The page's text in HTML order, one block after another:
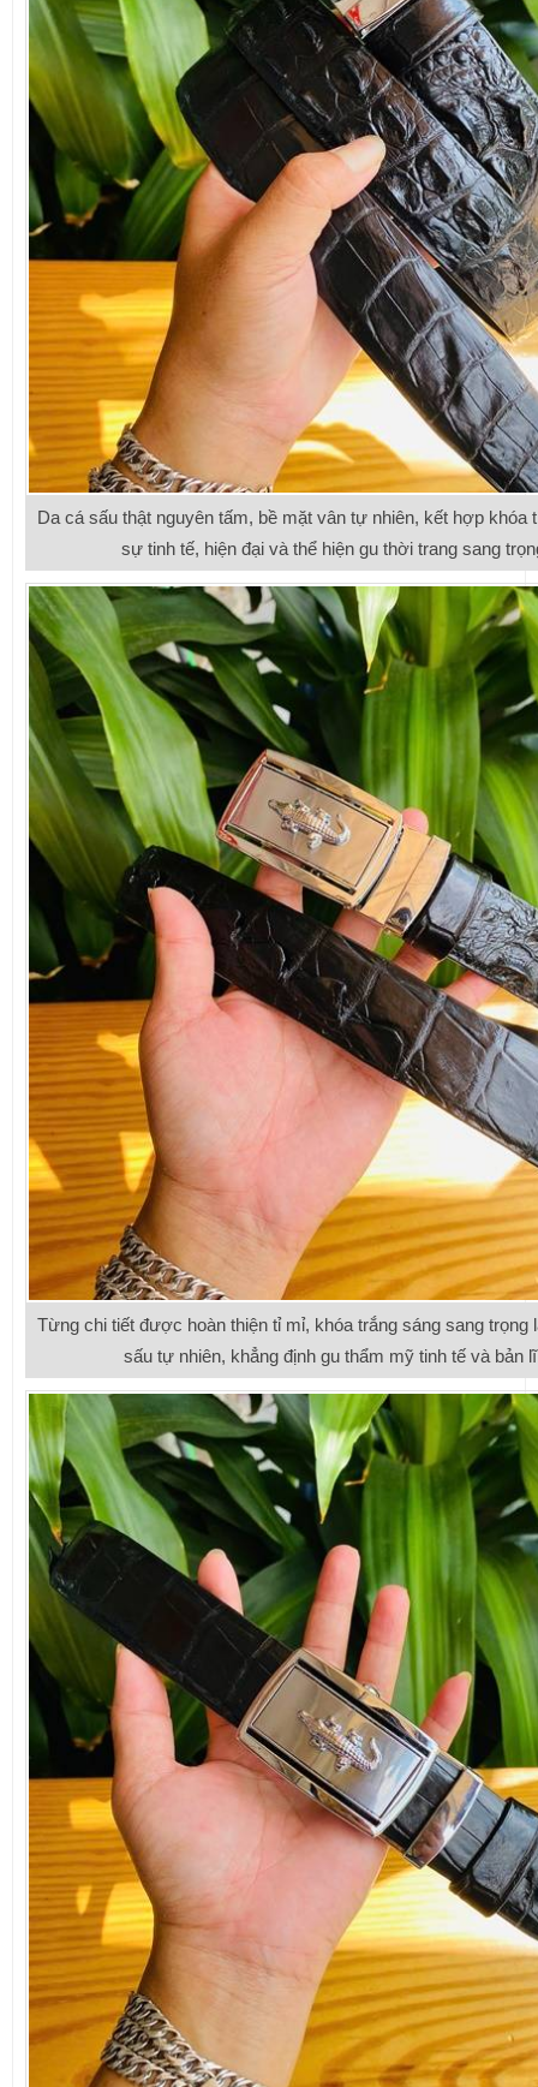
Da cá sấu thật nguyên tấm, bề mặt vân tự nhiên, kết hợp khóa
sự tinh tế, hiện đại và thể hiện gu thời trang sang
Từng chi tiết được hoàn thiện tỉ mỉ, khóa trắng sáng sang trọng
sấu tự nhiên, khẳng định gu thẩm mỹ tinh tế và bản